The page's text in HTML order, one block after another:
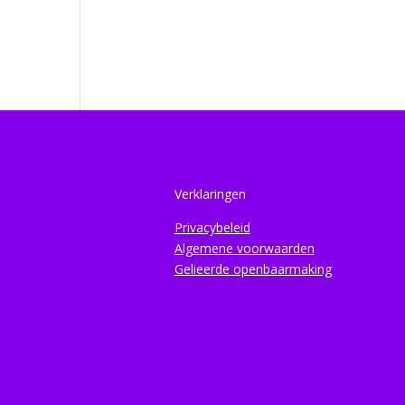
Verklaringen
Privacybeleid
Algemene voorwaarden
Gelieerde openbaarmaking